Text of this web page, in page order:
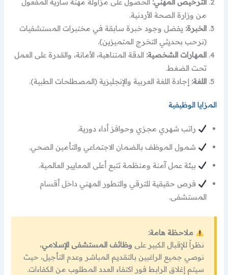
من وزارة الصحة الأردنية.
الخبرة: يفضل وجود خبرة سابقة في مختبرات المستشفيات
(نرحب بحديثي التخرج المتميزين).
المهارات الشخصية: الدقة المتناهية، الأمانة، والقدرة على العمل
تحت الضغط.
اللغة: إجادة اللغة العربية والإنجليزية (المصطلحات الطبية).
المزايا الوظيفية
راتب شهري مجزي وحوافز أداء دورية.
شمول الموظف بالضمان الاجتماعي والتأمين الصحي.
بيئة عمل آمنة ومنظمة تتبع أعلى المعايير العالمية.
فرص حقيقية للترقي والتطور المهني داخل أقسام
المستشفى.
ملاحظة هامة:
نظراً للإقبال الكبير علىوظائف المستشفى الإسلامي،
نوصي جميع الراغبين بالتقديم المباشر وعدم التأجيل، حيث
سيتم إغلاق الرابط فور اكتفاء العدد المطلوب من الكفاءات.